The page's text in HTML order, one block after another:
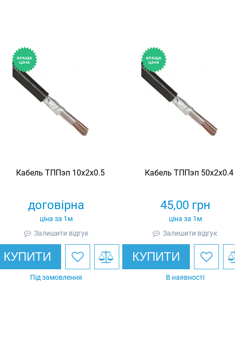
Кабель ТППэп 10х2х0.5
договірна
ціна за 1м
Залишити відгук
КУПИТИ
Під замовлення
Кабель ТППэп 50х2х0.4
45,00грн
ціна за 1м
Залишити відгук
КУПИТИ
В наявності